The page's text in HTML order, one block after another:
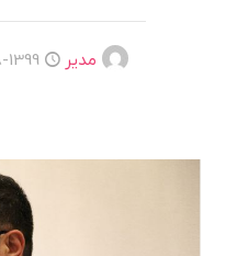
مدیر 1399-08-15